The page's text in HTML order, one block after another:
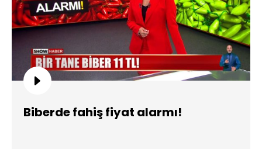
Biberde fahiş fiyat alarmı!